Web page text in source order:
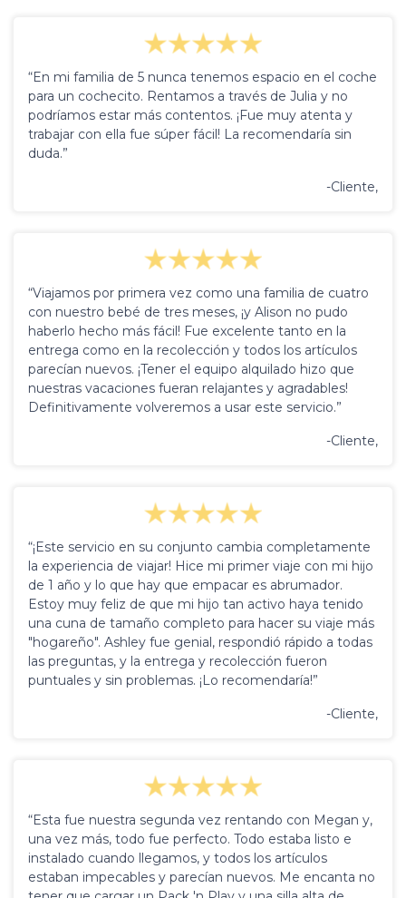
“En mi familia de 5 nunca tenemos espacio en el coche
para un cochecito. Rentamos a través de Julia y no
podríamos estar más contentos. ¡Fue muy atenta y
trabajar con ella fue súper fácil! La recomendaría sin
duda.”
-Cliente,
“Viajamos por primera vez como una familia de cuatro
con nuestro bebé de tres meses, ¡y Alison no pudo
haberlo hecho más fácil! Fue excelente tanto en la
entrega como en la recolección y todos los artículos
parecían nuevos. ¡Tener el equipo alquilado hizo que
nuestras vacaciones fueran relajantes y agradables!
Definitivamente volveremos a usar este servicio.”
-Cliente,
“¡Este servicio en su conjunto cambia completamente
la experiencia de viajar! Hice mi primer viaje con mi hijo
de 1 año y lo que hay que empacar es abrumador.
Estoy muy feliz de que mi hijo tan activo haya tenido
una cuna de tamaño completo para hacer su viaje más
"hogareño". Ashley fue genial, respondió rápido a todas
las preguntas, y la entrega y recolección fueron
puntuales y sin problemas. ¡Lo recomendaría!”
-Cliente,
“Esta fue nuestra segunda vez rentando con Megan y,
una vez más, todo fue perfecto. Todo estaba listo e
instalado cuando llegamos, y todos los artículos
estaban impecables y parecían nuevos. Me encanta no